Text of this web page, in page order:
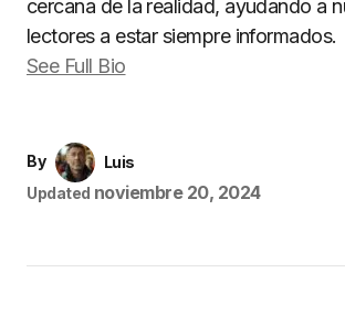
cercana de la realidad, ayudando a
lectores a estar siempre informados.
See Full Bio
By
Luis
Updated noviembre 20, 2024